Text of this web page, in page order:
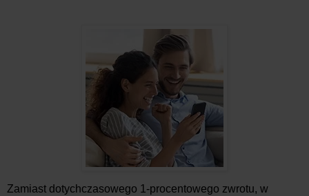
Zamiast dotychczasowego 1-procentowego zwrotu, w